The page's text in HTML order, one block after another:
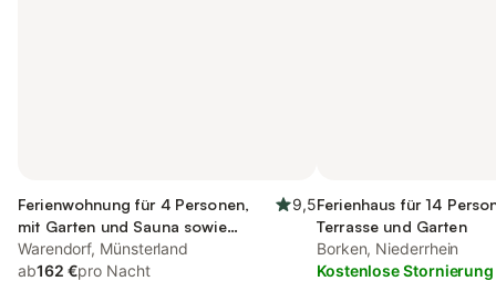
Ferienwohnung für 4 Personen,
mit Garten und Sauna sowie
Whirlpool
9,5
Warendorf, Münsterland
ab162 €pro Nacht
Ferienhaus für 14
Terrasse und Garten
Borken, Niederrhein
Kostenlose Stornierung